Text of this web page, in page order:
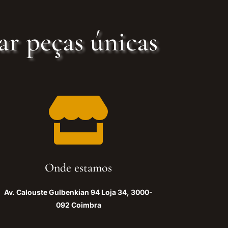
peças únicas

Onde estamos
Av. Calouste Gulbenkian 94 Loja 34, 3000-
092 Coimbra